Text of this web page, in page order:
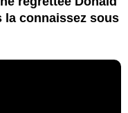
la connaissez sous